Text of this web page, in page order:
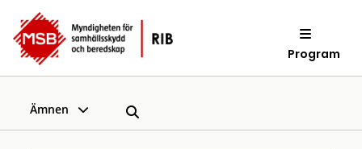
Program
Ämnen